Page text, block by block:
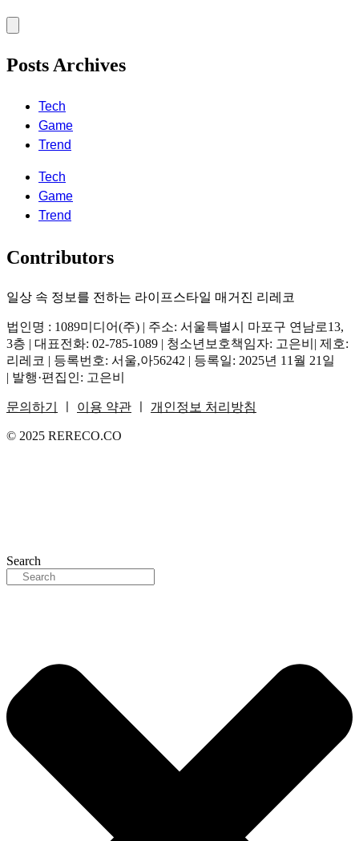
Posts Archives
Tech
Game
Trend
Tech
Game
Trend
Contributors
일상 속 정보를 전하는 라이프스타일 매거진 리레코
법인명 : 1089미디어(주) | 주소: 서울특별시 마포구 연남로13,
3층 | 대표전화: 02-785-1089 | 청소년보호책임자: 고은비| 제호:
리레코 | 등록번호: 서울,아56242 | 등록일: 2025년 11월 21일
| 발행·편집인: 고은비
문의하기 이용 약관 개인정보 처리방침
© 2025 RERECO.CO
Search